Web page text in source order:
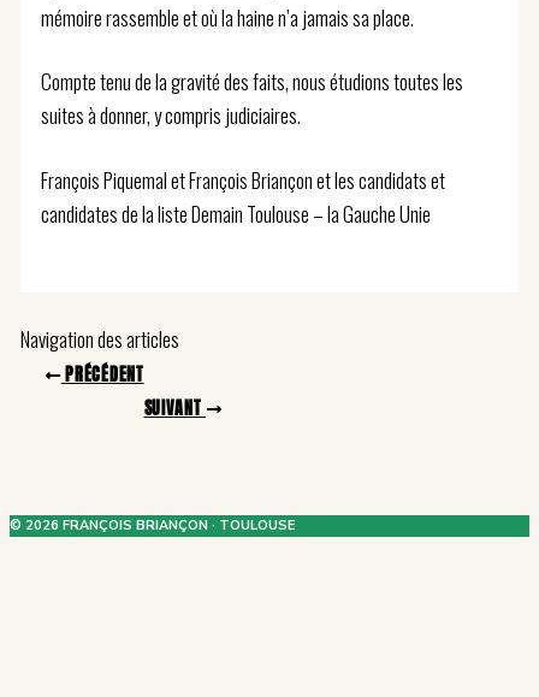
mémoire rassemble et où la haine n’a jamais sa place.
Compte tenu de la gravité des faits, nous étudions toutes les
suites à donner, y compris judiciaires.
François Piquemal et François Briançon et les candidats et
candidates de la liste Demain Toulouse – la Gauche Unie
Navigation des articles
PRÉCÉDENT
SUIVANT
© 2026 FRANÇOIS BRIANÇON · TOULOUSE